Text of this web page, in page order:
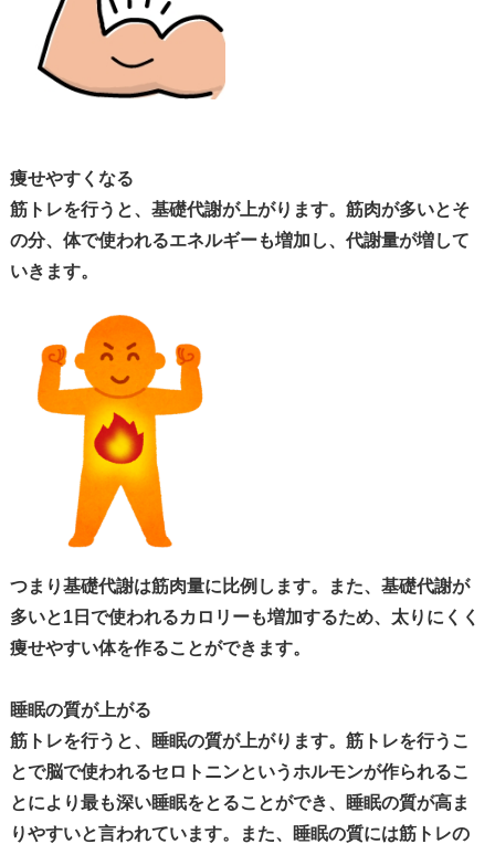
痩せやすくなる
筋トレを行うと、 基礎代謝が上がります。筋肉が多いとそ
の分、体で使われるエネルギーも増加し、代謝量が増して
いきます。
つまり基礎代謝は筋肉量に比例します。また、基礎代謝が
多いと1日で使われるカロリーも増加するため、 太りにくく
痩せやすい体を作ることができます。
睡眠の質が上がる
筋トレを行うと、
睡眠の質が上がります。筋トレを行うこ
とで脳で使われるセロトニンというホルモンが作られるこ
とにより最も深い睡眠をとることができ、睡眠の質が高ま
りやすいと言われています。また、睡眠の質には筋トレの